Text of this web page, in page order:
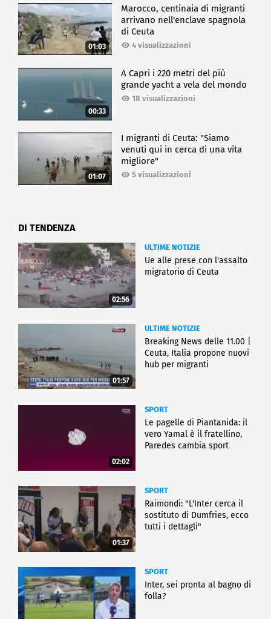
01:03
Marocco, centinaia di migranti
arrivano nell'enclave spagnola
di Ceuta
4 visualizzazioni
00:33
A Capri i 220 metri del più
grande yacht a vela del mondo
18 visualizzazioni
01:07
I migranti di Ceuta: "Siamo
venuti qui in cerca di una vita
migliore"
5 visualizzazioni
DI TENDENZA
02:56
ULTIME NOTIZIE
Ue alle prese con l'assalto
migratorio di Ceuta
01:57
ULTIME NOTIZIE
Breaking News delle 11.00 |
Ceuta, Italia propone nuovi
hub per migranti
02:02
SPORT
Le pagelle di Piantanida: il
vero Yamal è il fratellino,
Paredes cambia sport
01:37
SPORT
Raimondi: "L'Inter cerca il
sostituto di Dumfries, ecco
tutti i dettagli"
SPORT
Inter, sei pronta al bagno di
folla?